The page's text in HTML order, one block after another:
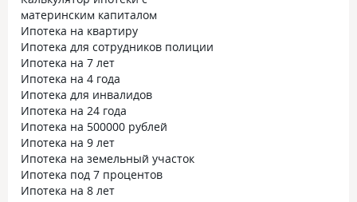
материнским капиталом
Ипотека на квартиру
Ипотека для сотрудников полиции
Ипотека на 7 лет
Ипотека на 4 года
Ипотека для инвалидов
Ипотека на 24 года
Ипотека на 500000 рублей
Ипотека на 9 лет
Ипотека на земельный участок
Ипотека под 7 процентов
Ипотека на 8 лет